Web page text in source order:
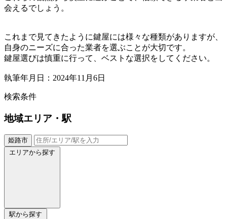
会えるでしょう。
これまで見てきたように鍵屋には様々な種類がありますが、
自身のニーズに合った業者を選ぶことが大切です。
鍵屋選びは慎重に行って、ベストな選択をしてください。
執筆年月日：2024年11月6日
検索条件
地域エリア・駅
姫路市
エリアから探す
駅から探す